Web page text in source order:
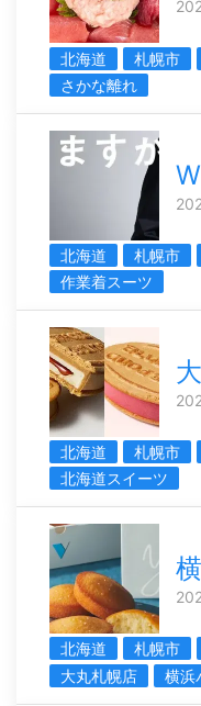
北海道 札幌市
さかな離れ
北海道 札幌市
作業着スーツ
北海道 札幌市
北海道スイーツ
北海道 札幌市
大丸札幌店
横浜